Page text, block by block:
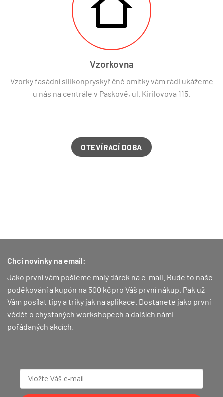
Vzorkovna
Vzorky fasádní silikonpryskyřičné omítky vám rádi ukážeme
u nás na centrále v Paskově, ul. Kirilovova 115.
OTEVÍRACÍ DOBA
Chci novinky na email:
Jako první vám pošleme malý dárek na e-mail. Bude to naše
poděkování a kupón na 500 kč pro Váš první nákup. Pak už
Vám posílat tipy a triky jak na aplikace. Dostanete jako první
vědět o chystaných workshopech a dalších námi
pořádaných akcích.